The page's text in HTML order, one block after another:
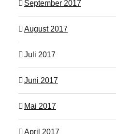
September 2017
August 2017
Juli 2017
Juni 2017
Mai 2017
April 2017